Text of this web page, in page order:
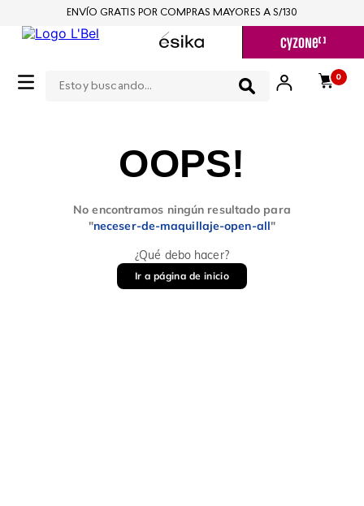
0
ENVÍO GRATIS POR COMPRAS MAYORES A S/130
OOPS!
No encontramos ningún resultado para
"neceser-de-maquillaje-open-all"
¿Qué debo hacer?
Ir a página de inicio